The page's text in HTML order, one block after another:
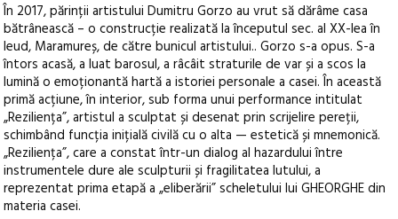
În 2017, părinții artistului Dumitru Gorzo au vrut să dărâme casa
bătrânească – o construcție realizată la începutul sec. al XX-lea în
Ieud, Maramureș, de către bunicul artistului.. Gorzo s-a opus.S-a
întors acasă, a luat barosul, a râcâit straturile de var și a scos la
lumină o emoționantă hartă a istoriei personale a casei. În această
primă acțiune, în interior, sub forma unui performance intitulat
„Reziliența”, artistul a sculptat și desenat prin scrijelire pereții,
schimbând funcția inițială civilă cu o alta — estetică și mnemonică.
„Reziliența”, care a constat într-un dialog al hazardului între
instrumentele dure ale sculpturii și fragilitatea lutului, a
reprezentat prima etapă a „eliberării” scheletului lui GHEORGHE din
materia casei.